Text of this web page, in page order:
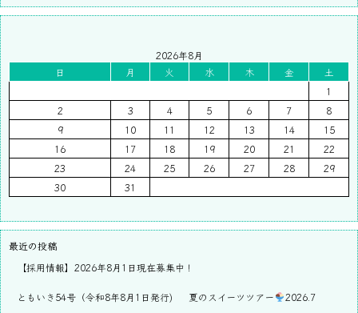
2026年8月
日
月 火 水 木 金
土
1
2
3 4 5 6 7
8
9
10 11 12 13 14
15
16
17 18 19 20 21
22
23
24 25 26 27 28
29
30
31
最近の投稿
【採用情報】2026年8月1日現在募集中！
ともいき54号（令和8年8月1日発行) 夏のスイーツツアー 2026.7